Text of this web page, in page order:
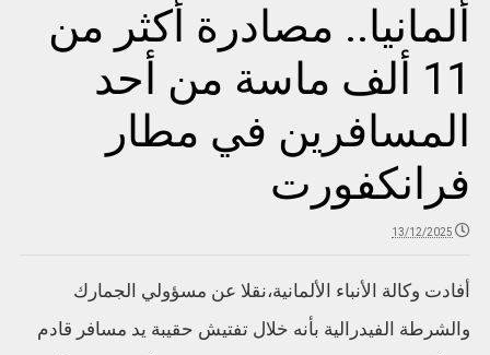
ألمانيا.. مصادرة أكثر من
11 ألف ماسة من أحد
المسافرين في مطار
فرانكفورت
13/12/2025
أفادت وكالة الأنباء الألمانية،نقلا عن مسؤولي الجمارك
والشرطة الفيدرالية بأنه خلال تفتيش حقيبة يد مسافر قادم